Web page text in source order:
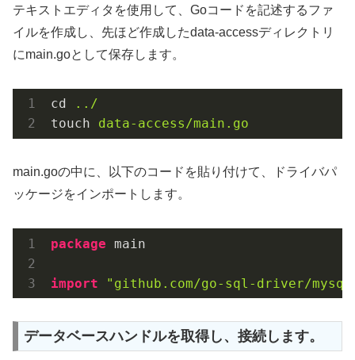
テキストエディタを使用して、Goコードを記述するファ
イルを作成し、先ほど作成したdata-accessディレクトリ
にmain.goとして保存します。
cd
../
touch
data-access/main.go
main.goの中に、以下のコードを貼り付けて、ドライバパ
ッケージをインポートします。
package main
import "github.com/go-sql-driver/
データベースハンドルを取得し、接続します。